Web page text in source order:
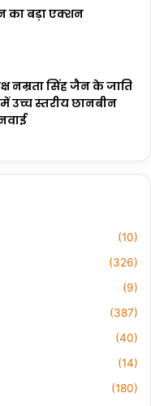
का बड़ा एक्शन
नम्रता सिंह जैन के जाति
उच्च स्तरीय छानबीन
(10)
(326)
(9)
(387)
(40)
(14)
(180)